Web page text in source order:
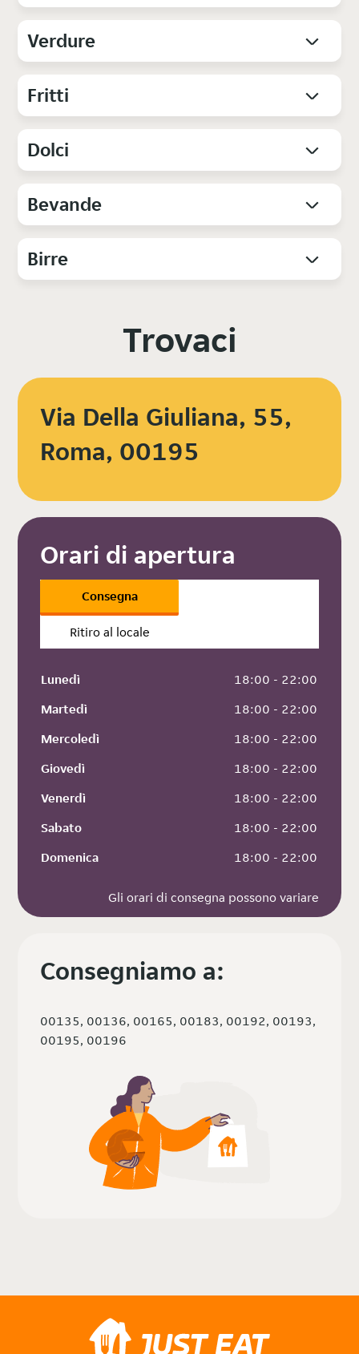
Verdure
Fritti
Dolci
Bevande
Birre
Trovaci
Via Della Giuliana, 55,
Roma, 00195
Orari di apertura
Consegna
Ritiro al locale
Lunedì
18:00 - 22:00
Martedì
18:00 - 22:00
Mercoledì
18:00 - 22:00
Giovedì
18:00 - 22:00
Venerdì
18:00 - 22:00
Sabato
18:00 - 22:00
Domenica
18:00 - 22:00
Gli orari di consegna possono variare
Consegniamo a:
00135, 00136, 00165, 00183, 00192, 00193,
00195, 00196